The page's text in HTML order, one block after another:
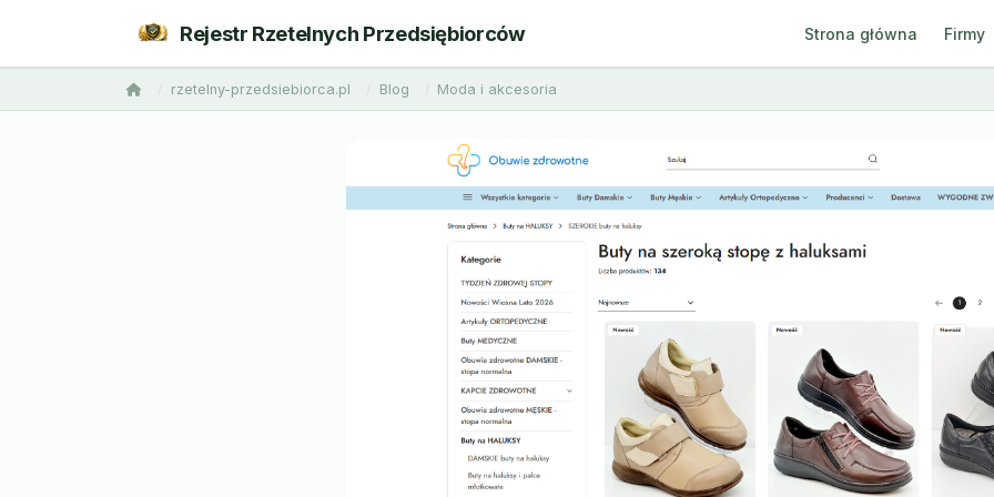
Rejestr Rzetelnych Przedsiębiorców Strona główna Firmy
rzetelny-przedsiebiorca.pl Blog Moda i akcesoria